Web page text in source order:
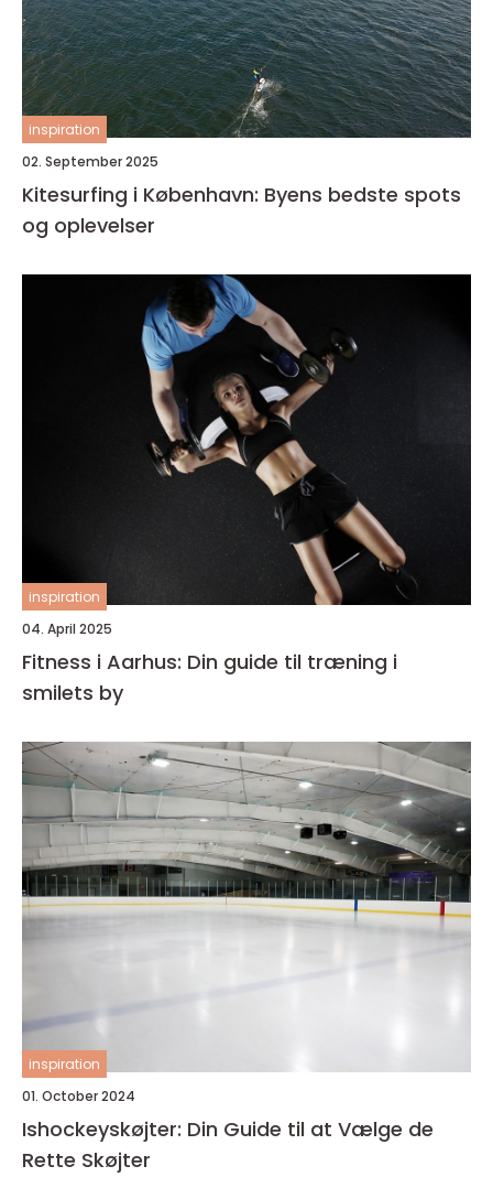
inspiration
02. September 2025
Kitesurfing i København: Byens bedste spots
og oplevelser
inspiration
04. April 2025
Fitness i Aarhus: Din guide til træning i
smilets by
inspiration
01. October 2024
Ishockeyskøjter: Din Guide til at Vælge de
Rette Skøjter